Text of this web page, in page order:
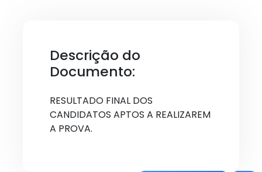
Descrição do
Documento:
RESULTADO FINAL DOS
CANDIDATOS APTOS A REALIZAREM
A PROVA.